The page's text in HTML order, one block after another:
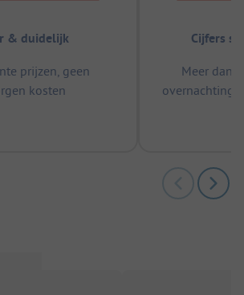
& duidelijk
prijzen, geen
kosten
Cijfers
Meer dan